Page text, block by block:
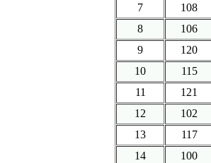
7
108
8
106
9
120
10
115
11
121
12
102
13
117
14
100